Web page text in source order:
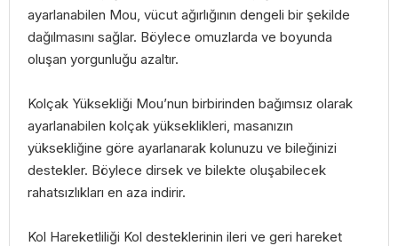
ayarlanabilen Mou, vücut ağırlığının dengeli bir şekilde
dağılmasını sağlar. Böylece omuzlarda ve boyunda
oluşan yorgunluğu azaltır.
Kolçak Yüksekliği Mou’nun birbirinden bağımsız olarak
ayarlanabilen kolçak yükseklikleri, masanızın
yüksekliğine göre ayarlanarak kolunuzu ve bileğinizi
destekler. Böylece dirsek ve bilekte oluşabilecek
rahatsızlıkları en aza indirir.
Kol Hareketliliği Kol desteklerinin ileri ve geri hareket